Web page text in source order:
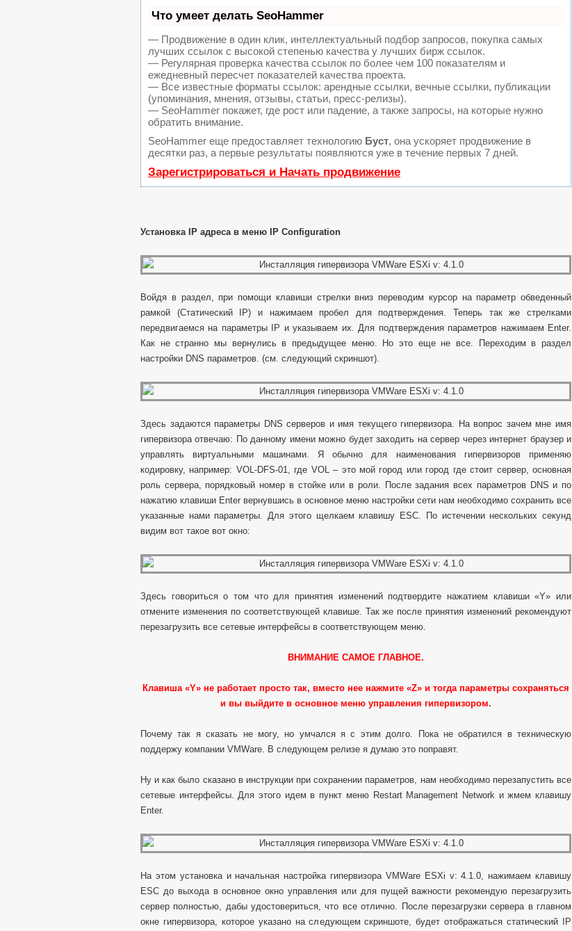
Что умеет делать SeoHammer
— Продвижение в один клик, интеллектуальный подбор запросов, покупка самых
лучших ссылок с высокой степенью качества у лучших бирж ссылок.
— Регулярная проверка качества ссылок по более чем 100 показателям и
ежедневный пересчет показателей качества проекта.
— Все известные форматы ссылок: арендные ссылки, вечные ссылки, публикации
(упоминания, мнения, отзывы, статьи, пресс-релизы).
— SeoHammer покажет, где рост или падение, а также запросы, на которые нужно
обратить внимание.
SeoHammer еще предоставляет технологию Буст, она ускоряет продвижение в
десятки раз, а первые результаты появляются уже в течение первых 7 дней.
Зарегистрироваться и Начать продвижение
Установка IP адреса в меню IP Configuration
Войдя в раздел, при помощи клавиши стрелки вниз переводим курсор на параметр обведенный
рамкой (Статический IP) и нажимаем пробел для подтверждения. Теперь так же стрелками
передвигаемся на параметры IP и указываем их. Для подтверждения параметров нажимаем Enter.
Как не странно мы вернулись в предыдущее меню. Но это еще не все. Переходим в раздел
настройки DNS параметров. (см. следующий скриншот).
Здесь задаются параметры DNS серверов и имя текущего гипервизора. На вопрос зачем мне имя
гипервизора отвечаю: По данному имени можно будет заходить на сервер через интернет браузер и
управлять виртуальными машинами. Я обычно для наименования гипервизоров применяю
кодировку, например: VOL-DFS-01, где VOL – это мой город или город где стоит сервер, основная
роль сервера, порядковый номер в стойке или в роли. После задания всех параметров DNS и по
нажатию клавиши Enter вернувшись в основное меню настройки сети нам необходимо сохранить все
указанные нами параметры. Для этого щелкаем клавишу ESC. По истечении нескольких секунд
видим вот такое вот окно:
Здесь говориться о том что для принятия изменений подтвердите нажатием клавиши «Y» или
отмените изменения по соответствующей клавише. Так же после принятия изменений рекомендуют
перезагрузить все сетевые интерфейсы в соответствующем меню.
ВНИМАНИЕ САМОЕ ГЛАВНОЕ.
Клавиша «Y» не работает просто так, вместо нее нажмите «Z» и тогда параметры сохраняться
и вы выйдите в основное меню управления гипервизором.
Почему так я сказать не могу, но умчался я с этим долго. Пока не обратился в техническую
поддержу компании VMWare. В следующем релизе я думаю это поправят.
Ну и как было сказано в инструкции при сохранении параметров, нам необходимо перезапустить все
сетевые интерфейсы. Для этого идем в пункт меню Restart Management Network и жмем клавишу
Enter.
На этом установка и начальная настройка гипервизора VMWare ESXi v: 4.1.0, нажимаем клавишу
ESC до выхода в основное окно управления или для пущей важности рекомендую перезагрузить
сервер полностью, дабы удостовериться, что все отлично. После перезагрузки сервера в главном
окне гипервизора, которое указано на следующем скриншоте, будет отображаться статический IP